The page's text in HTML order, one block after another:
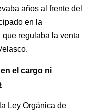
años al frente del
en la
regulaba la venta
el cargo ni
Ley Orgánica de